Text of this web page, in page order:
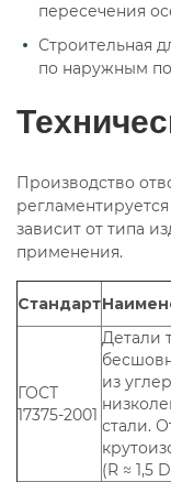
пересечения
Строительная
по наружным
Производство
зависит от типа
применения.
Стандарт
ГОСТ
17375-2001
Детали
из
стали.
(R ≈ 1,5